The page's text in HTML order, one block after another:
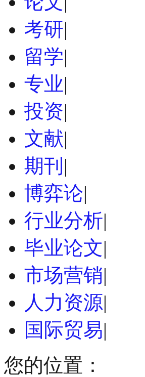
考研|
留学|
专业|
投资|
文献|
期刊 |
博弈论|
行业分析|
毕业论文|
市场营销|
人力资源|
国际贸易|
您的位置：